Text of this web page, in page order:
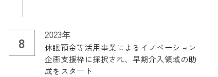
8 2023年
休眠預金等活用事業によるイノベーション
企画支援枠に採択され、早期介入領域の助
成をスタート